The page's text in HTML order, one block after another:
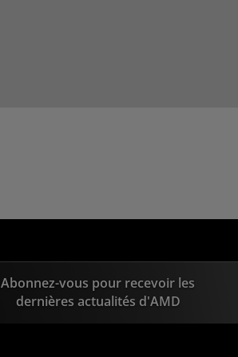
Abonnez-vous pour recevoir les
dernières actualités d'AMD